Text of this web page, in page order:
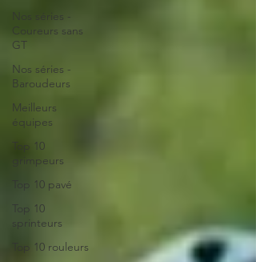
Nos séries -
Coureurs sans
GT
Nos séries -
Baroudeurs
Meilleurs
équipes
Top 10
grimpeurs
Top 10 pavé
Top 10
sprinteurs
Top 10 rouleurs